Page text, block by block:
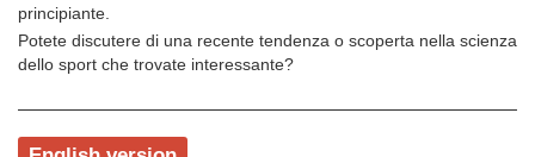
principiante.
Potete discutere di una recente tendenza o scoperta nella scienza
dello sport che trovate interessante?